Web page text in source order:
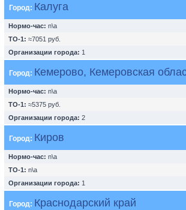
Город: Калуга
Нормо-час: n\a
ТО-1: ≈7051 руб.
Организации города: 1
Город: Кемерово, Кемеровская
Нормо-час: n\a
ТО-1: ≈5375 руб.
Организации города: 2
Город: Киров
Нормо-час: n\a
ТО-1: n\a
Организации города: 1
Город: Краснодарский край